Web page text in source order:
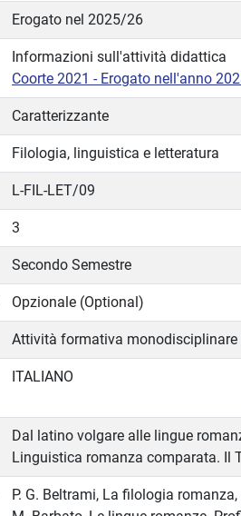
Erogato nel 2025/26
Informazioni sull'attività didattica
Coorte 2021 - Erogato nell'anno
Caratterizzante
Filologia, linguistica e letteratura
L-FIL-LET/09
3
Secondo Semestre
Opzionale (Optional)
Attività formativa monodisciplinare
ITALIANO
Dal latino volgare alle lingue
Linguistica romanza comparata. Il
P. G. Beltrami, La filologia